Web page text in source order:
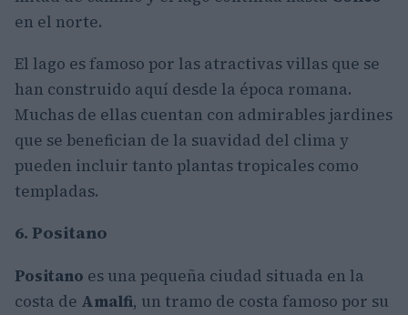
en el norte.
El lago es famoso por las atractivas villas que se
han construido aquí desde la época romana.
Muchas de ellas cuentan con admirables jardines
que se benefician de la suavidad del clima y
pueden incluir tanto plantas tropicales como
templadas.
6. Positano
Positano es una pequeña ciudad situada en la
costa de Amalfi, un tramo de costa famoso por su